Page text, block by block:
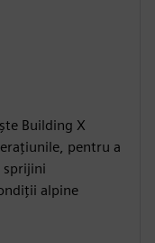
Building X
pentru a
sprijini
alpine